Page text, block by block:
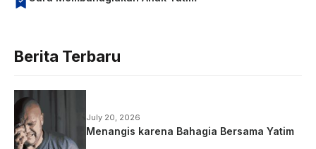
Berita Terbaru
July 20, 2026
Menangis karena Bahagia Bersama Yatim